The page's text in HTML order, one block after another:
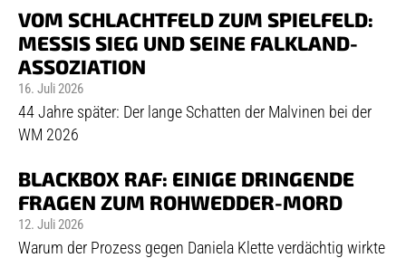
VOM SCHLACHTFELD ZUM SPIELFELD:
MESSIS SIEG UND SEINE FALKLAND-
ASSOZIATION
16. Juli 2026
44 Jahre später: Der lange Schatten der Malvinen bei der
WM 2026
BLACKBOX RAF: EINIGE DRINGENDE
FRAGEN ZUM ROHWEDDER-MORD
12. Juli 2026
Warum der Prozess gegen Daniela Klette verdächtig wirkte